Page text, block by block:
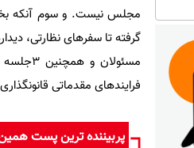
مجلس نیست. و سوم آنکه بخش
فرایندهای مقدماتی
پربیننده ترین پست